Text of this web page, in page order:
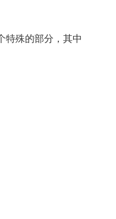
特殊的部分，其中